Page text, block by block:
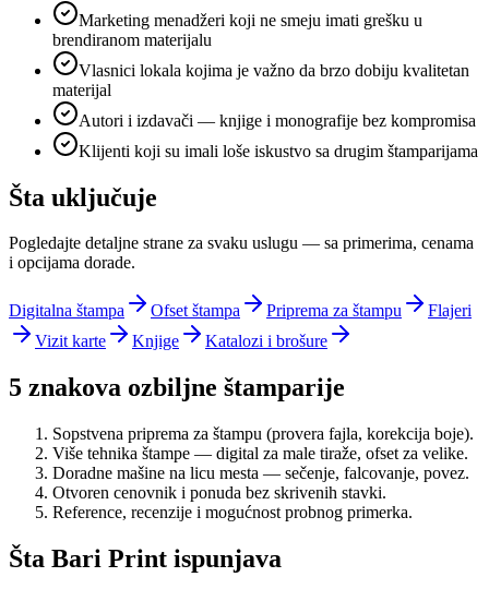
Marketing menadžeri koji ne smeju imati grešku u
brendiranom materijalu
Vlasnici lokala kojima je važno da brzo dobiju kvalitetan
materijal
Autori i izdavači — knjige i monografije bez kompromisa
Klijenti koji su imali loše iskustvo sa drugim štamparijama
Šta uključuje
Pogledajte detaljne strane za svaku uslugu — sa primerima, cenama
i opcijama dorade.
Digitalna štampa Ofset štampa Priprema za štampu
Flajeri
Vizit karte
Knjige Katalozi i brošure
5 znakova ozbiljne štamparije
Sopstvena priprema za štampu (provera fajla, korekcija boje).
Više tehnika štampe — digital za male tiraže, ofset za velike.
Doradne mašine na licu mesta — sečenje, falcovanje, povez.
Otvoren cenovnik i ponuda bez skrivenih stavki.
Reference, recenzije i mogućnost probnog primerka.
Šta Bari Print ispunjava